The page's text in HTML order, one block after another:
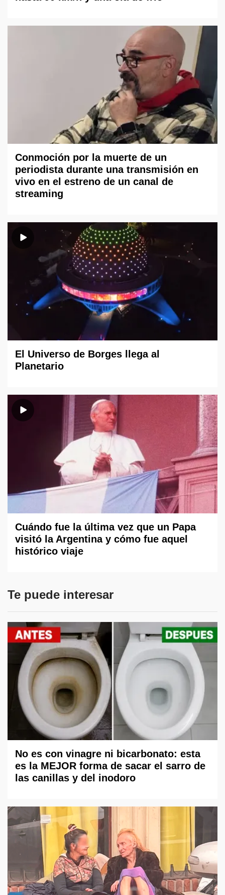
Conmoción por la muerte de un
periodista durante una transmisión en
vivo en el estreno de un canal de
streaming
El Universo de Borges llega al
Planetario
Cuándo fue la última vez que un Papa
visitó la Argentina y cómo fue aquel
histórico viaje
Te puede interesar
No es con vinagre ni bicarbonato: esta
es la MEJOR forma de sacar el sarro de
las canillas y del inodoro